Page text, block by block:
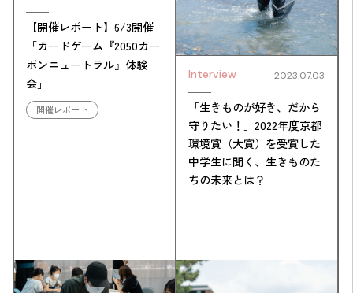
【開催レポート】6/3開催
「カードゲーム『2050カー
ボンニュートラル』体験
会」
開催レポート
Interview 2023.07.03
「生きものが好き、だから
守りたい！」2022年度京都
環境賞（大賞）を受賞した
中学生に聞く、生きものた
ちの未来とは？